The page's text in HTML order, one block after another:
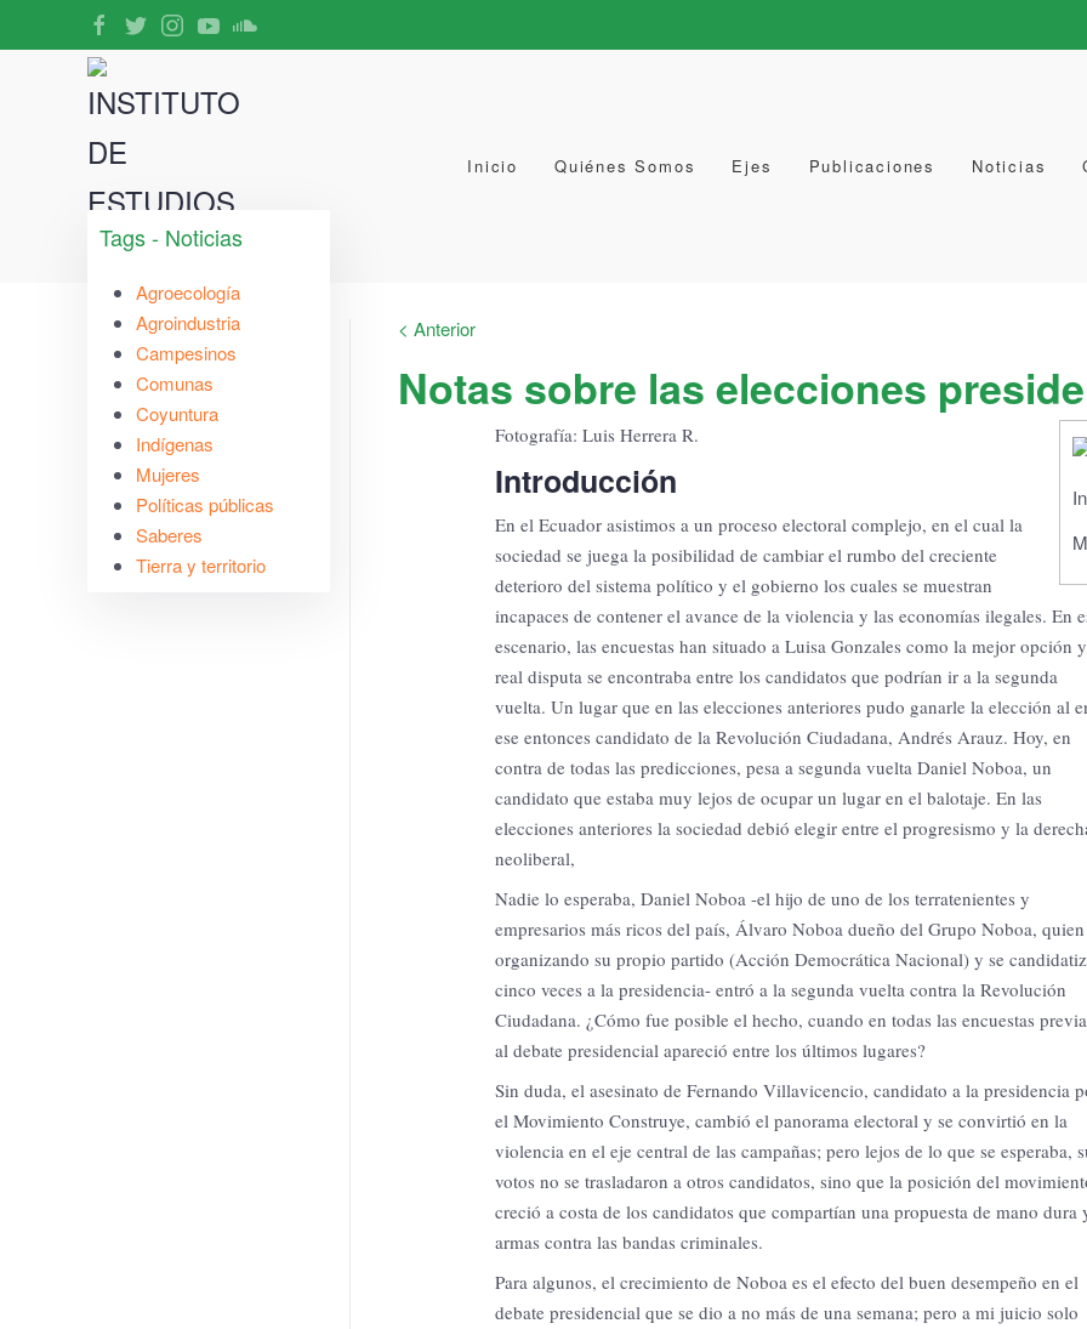
Inicio Quiénes Somos Ejes Publicaciones Noticias
< Anterior
Notas sobre las elecciones
Fotografía: Luis Herrera R.
Introducción
En el Ecuador asistimos a un proceso electoral complejo, en el cual la
sociedad se juega la posibilidad de cambiar el rumbo del creciente
deterioro del sistema político y el gobierno los cuales se muestran
incapaces de contener el avance de la violencia y las economías ilegales. En
escenario, las encuestas han situado a Luisa Gonzales como la mejor opción
real disputa se encontraba entre los candidatos que podrían ir a la segunda
vuelta. Un lugar que en las elecciones anteriores pudo ganarle la elección al
ese entonces candidato de la Revolución Ciudadana, Andrés Arauz. Hoy, en
contra de todas las predicciones, pesa a segunda vuelta Daniel Noboa, un
candidato que estaba muy lejos de ocupar un lugar en el balotaje. En las
elecciones anteriores la sociedad debió elegir entre el progresismo y la
neoliberal,
Nadie lo esperaba, Daniel Noboa -el hijo de uno de los terratenientes y
empresarios más ricos del país, Álvaro Noboa dueño del Grupo Noboa, quien
organizando su propio partido (Acción Democrática Nacional) y se
cinco veces a la presidencia- entró a la segunda vuelta contra la Revolución
Ciudadana. ¿Cómo fue posible el hecho, cuando en todas las encuestas
al debate presidencial apareció entre los últimos lugares?
Sin duda, el asesinato de Fernando Villavicencio, candidato a la presidencia
el Movimiento Construye, cambió el panorama electoral y se convirtió en la
violencia en el eje central de las campañas; pero lejos de lo que se esperaba,
votos no se trasladaron a otros candidatos, sino que la posición del
creció a costa de los candidatos que compartían una propuesta de mano dura
armas contra las bandas criminales.
Para algunos, el crecimiento de Noboa es el efecto del buen desempeño en el
debate presidencial que se dio a no más de una semana; pero a mi juicio solo
Tags - Noticias
Agroecología
Agroindustria
Campesinos
Comunas
Coyuntura
Indígenas
Mujeres
Políticas públicas
Saberes
Tierra y territorio